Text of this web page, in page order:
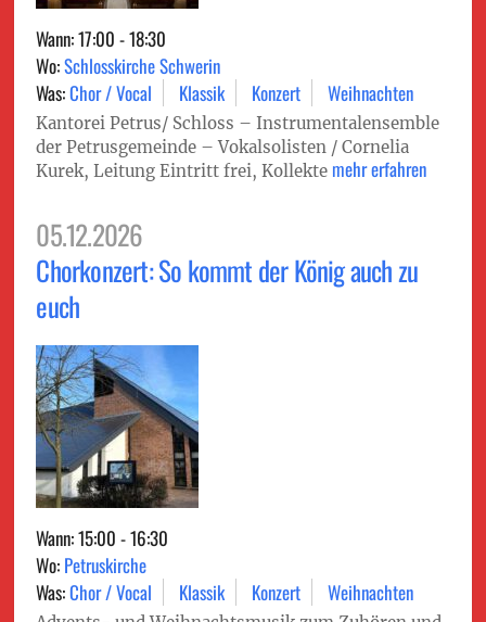
Wann: 17:00 - 18:30
Wo:Schlosskirche Schwerin
Was:Chor / Vocal Klassik Konzert Weihnachten
Kantorei Petrus/ Schloss – Instrumentalensemble
der Petrusgemeinde – Vokalsolisten / Cornelia
Kurek, Leitung Eintritt frei, Kollekte mehr erfahren
05.12.2026
Chorkonzert: So kommt der König auch zu
euch
Wann: 15:00 - 16:30
Wo: Petruskirche
Was:Chor / Vocal Klassik Konzert Weihnachten